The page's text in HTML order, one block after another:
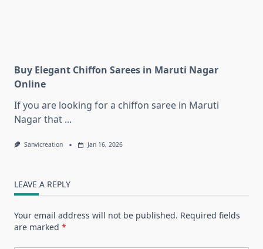
Buy Elegant Chiffon Sarees in Maruti Nagar
Online
If you are looking for a chiffon saree in Maruti
Nagar that ...
Sanvicreation Jan 16, 2026
LEAVE A REPLY
Your email address will not be published. Required fields
are marked *